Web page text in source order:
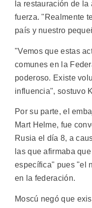
la restauración de
fuerza. "Realmente
país y nuestro
"Vemos que estas
comunes en la
poderoso. Existe
influencia", sostuvo
Por su parte, el
Mart Helme, fue
Rusia el día 8, a
las que afirmaba
específica" pues "el
en la federación.
Moscú negó que